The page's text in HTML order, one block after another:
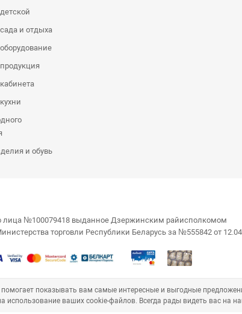
и отдыха
и обувь
лица №100079418 выданное Дзержинским райисполкомом
торговли Республики Беларусь за №555842 от
показывать вам самые интересные и выгодные
использование ваших cookie-файлов. Всегда рады видеть вас на